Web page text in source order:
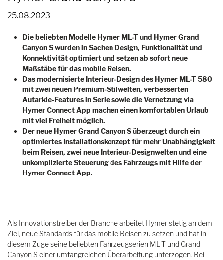
25.08.2023
Die beliebten Modelle Hymer ML-T und Hymer Grand
Canyon S wurden in Sachen Design, Funktionalität und
Konnektivität optimiert und setzen ab sofort neue
Maßstäbe für das mobile Reisen.
Das modernisierte Interieur-Design des Hymer ML-T 580
mit zwei neuen Premium-Stilwelten, verbesserten
Autarkie-Features in Serie sowie die Vernetzung via
Hymer Connect App machen einen komfortablen Urlaub
mit viel Freiheit möglich.
Der neue Hymer Grand Canyon S überzeugt durch ein
optimiertes Installationskonzept für mehr Unabhängigkeit
beim Reisen, zwei neue Interieur-Designwelten und eine
unkomplizierte Steuerung des Fahrzeugs mit Hilfe der
Hymer Connect App.
Als Innovationstreiber der Branche arbeitet Hymer stetig an dem
Ziel, neue Standards für das mobile Reisen zu setzen und hat in
diesem Zuge seine beliebten Fahrzeugserien ML-T und Grand
Canyon S einer umfangreichen Überarbeitung unterzogen. Bei